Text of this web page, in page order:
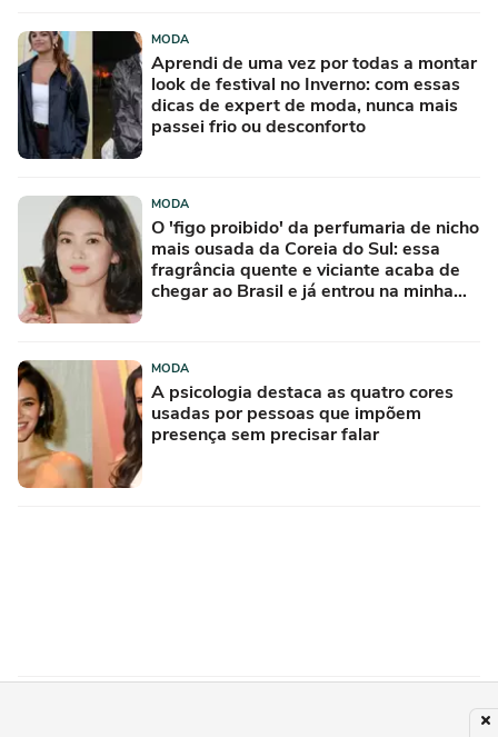
MODA
Aprendi de uma vez por todas a montar
look de festival no Inverno: com essas
dicas de expert de moda, nunca mais
passei frio ou desconforto
MODA
O 'figo proibido' da perfumaria de nicho
mais ousada da Coreia do Sul: essa
fragrância quente e viciante acaba de
chegar ao Brasil e já entrou na minha
MODA
A psicologia destaca as quatro cores
usadas por pessoas que impõem
presença sem precisar falar